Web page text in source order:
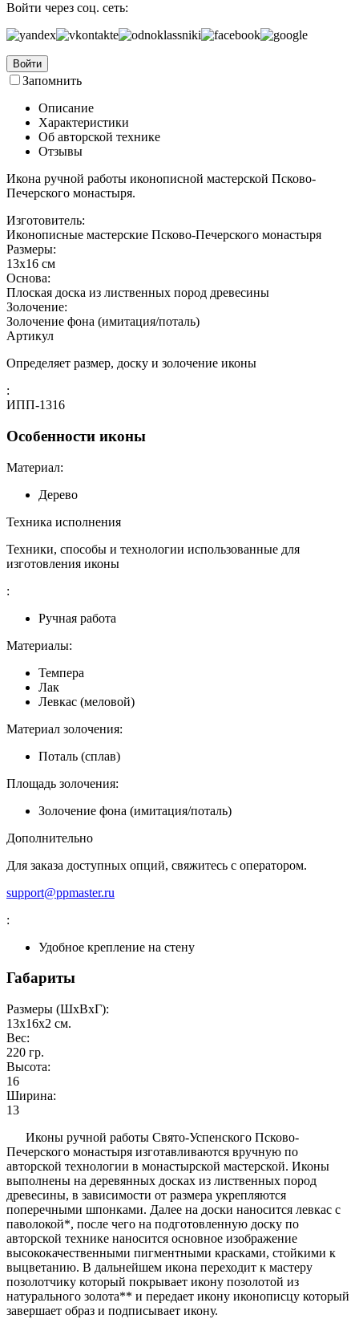
Войти через соц. сеть:
Войти
Запомнить
Описание
Характеристики
Об авторской технике
Отзывы
Икона ручной работы иконописной мастерской Псково-
Печерского монастыря.
Изготовитель:
Иконописные мастерские Псково-Печерского монастыря
Размеры:
13x16 см
Основа:
Плоская доска из лиственных пород древесины
Золочение:
Золочение фона (имитация/поталь)
Артикул
Определяет размер, доску и золочение иконы
:
ИПП-1316
Особенности иконы
Материал:
Дерево
Техника исполнения
Техники, способы и технологии использованные для
изготовления иконы
:
Ручная работа
Материалы:
Темпера
Лак
Левкас (меловой)
Материал золочения:
Поталь (сплав)
Площадь золочения:
Золочение фона (имитация/поталь)
Дополнительно
Для заказа доступных опций, свяжитесь с оператором.
support@ppmaster.ru
:
Удобное крепление на стену
Габариты
Размеры (ШxВxГ):
13x16x2 см.
Вес:
220 гр.
Высота:
16
Ширина:
13
Иконы ручной работы Свято-Успенского Псково-
Печерского монастыря изготавливаются вручную по
авторской технологии в монастырской мастерской. Иконы
выполнены на деревянных досках из лиственных пород
древесины, в зависимости от размера укрепляются
поперечными шпонками. Далее на доски наносится левкас с
паволокой*, после чего на подготовленную доску по
авторской технике наносится основное изображение
высококачественными пигментными красками, стойкими к
выцветанию. В дальнейшем икона переходит к мастеру
позолотчику который покрывает икону позолотой из
натурального золота** и передает икону иконописцу который
завершает образ и подписывает икону.